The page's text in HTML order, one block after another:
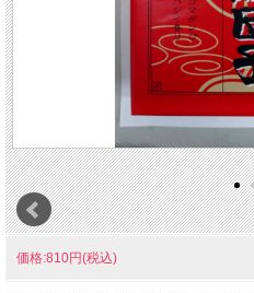
価格:810円(税込)